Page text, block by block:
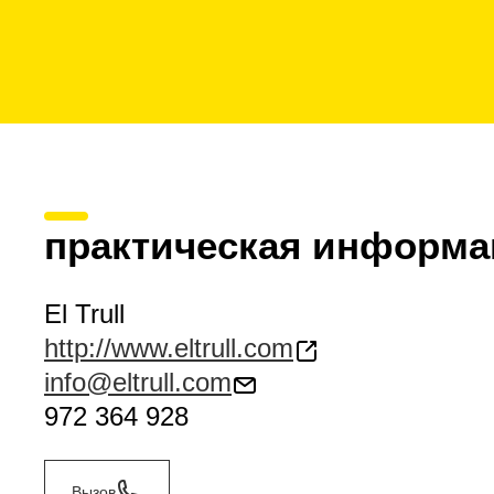
практическая
El Trull
http://www.eltrull.com
info@eltrull.com
972 364 928